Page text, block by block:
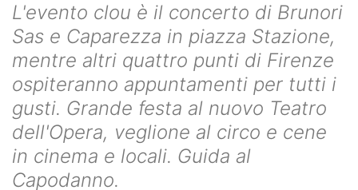
L'evento clou è il concerto di Brunori
Sas e Caparezza in piazza Stazione,
mentre altri quattro punti di Firenze
ospiteranno appuntamenti per tutti i
gusti. Grande festa al nuovo Teatro
dell'Opera, veglione al circo e cene
in cinema e locali. Guida al
Capodanno.